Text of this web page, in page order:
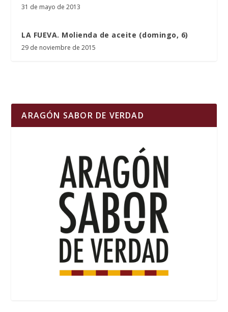
31 de mayo de 2013
LA FUEVA. Molienda de aceite (domingo, 6)
29 de noviembre de 2015
ARAGÓN SABOR DE VERDAD